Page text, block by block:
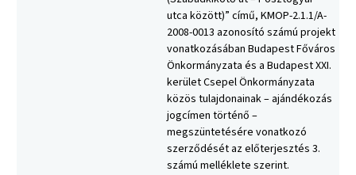
utca között)” című, KMOP-2.1.1/A-
2008-0013 azonosító számú projekt
vonatkozásában Budapest Főváros
Önkormányzata és a Budapest XXI.
kerület Csepel Önkormányzata
közös tulajdonainak – ajándékozás
jogcímen történő –
megszüntetésére vonatkozó
szerződését az előterjesztés 3.
számú melléklete szerint.